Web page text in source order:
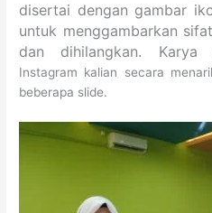
disertai dengan gambar
untuk menggambarkan
dan dihilangkan.
Instagram kalian secara
beberapa slide.